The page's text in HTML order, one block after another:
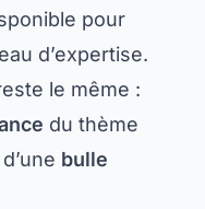
pour
d’expertise.
le même :
du thème
bulle